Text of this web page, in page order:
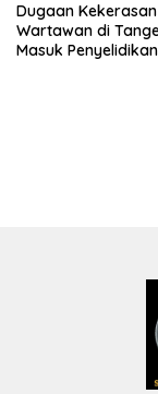
Dugaan
Wartawan di
Masuk